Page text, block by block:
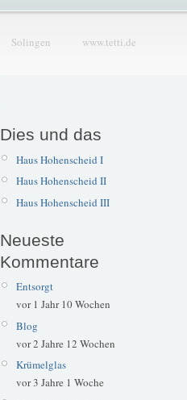
Solingen www.tetti.de
Dies und das
Haus Hohenscheid I
Haus Hohenscheid II
Haus Hohenscheid III
Neueste
Kommentare
Entsorgt
vor 1 Jahr 10 Wochen
Blog
vor 2 Jahre 12 Wochen
Krümelglas
vor 3 Jahre 1 Woche